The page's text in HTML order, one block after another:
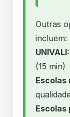
Outras
incluem:
UNIVALI:
(15 min)
Escolas
qualidade
Escolas